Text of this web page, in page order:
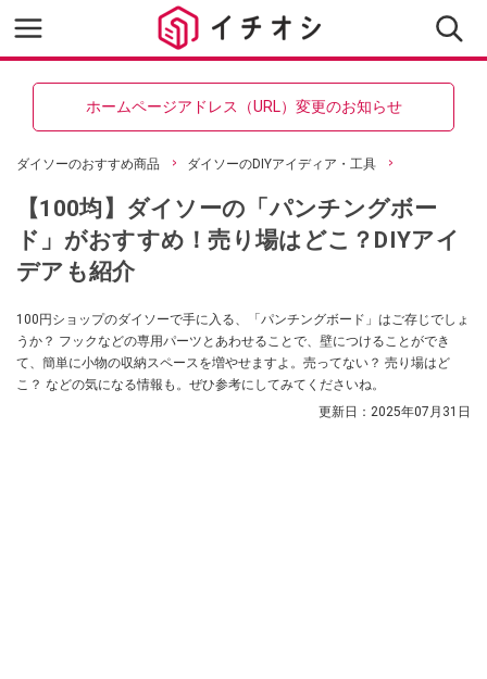
ホームページアドレス（URL）変更のお知らせ
ダイソーのおすすめ商品 ダイソーのDIYアイディア・工具
【100均】ダイソーの「パンチングボー
ド」がおすすめ！売り場はどこ？DIYアイ
デアも紹介
100円ショップのダイソーで手に入る、「パンチングボード」はご存じでしょ
うか？ フックなどの専用パーツとあわせることで、壁につけることができ
て、簡単に小物の収納スペースを増やせますよ。売ってない？ 売り場はど
こ？ などの気になる情報も。ぜひ参考にしてみてくださいね。
更新日： 2025年07月31日